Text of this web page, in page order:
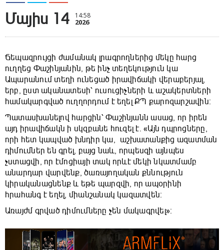
Մայիս 14 14:58
2026
Ճեպազրույցի ժամանակ լրագրողներից մեկը հարց
ուղղեց Փաշինյանին, թե ինչ տեղեկություն կա
Ապարանում տեղի ունեցած իրավիճակի վերաբերյալ,
երբ, ըստ ականատեսի՝ ուսուցիչների և աշակերտների
համակարգված ուղղորդում է եղել ՔՊ քարոզարշավին։
Պատասխանելով հարցին՝ Փաշինյանն ասաց, որ իրեն
այդ իրավիճակն ի սկզբանե հուզել է. «Այն դպրոցները,
որի հետ կապված խնդիր կա, աշխատանքից ազատման
դիմումներ են գրել, բայց նաև, որպեսզի այնպես
չստացվի, որ էմոցիայի տակ որևէ մեկի նկատմամբ
անարդար վարվենք, ծառայողական քննություն
կիրականացնենք և եթե պարզվի, որ ապօրինի
հրահանգ է եղել, միանշանակ կազատվեն։
Առայժմ գրված դիմումները չեն մակագրվել»։